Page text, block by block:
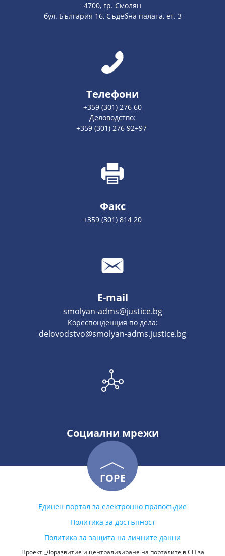
4700, гр. Смолян
бул. България 16, Съдебна палата, ет. 3
Телефони
+359 (301) 276 60
Деловодство:
+359 (301) 276 92÷97
Факс
+359 (301) 814 20
E-mail
smolyan-adms@justice.bg
Кореспонденция по дела:
delovodstvo@smolyan-adms.justice.bg
Социални мрежи
ГОРЕ
Единен портал за електронно правосъдие
Политика за достъпност
Политика за защита на личните данни
Проект „Доразвитие и централизиране на порталите в СП за